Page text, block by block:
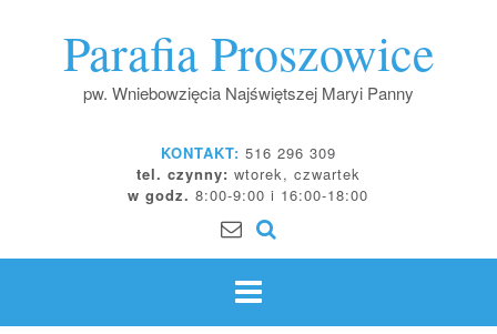
Parafia Proszowice
pw. Wniebowzięcia Najświętszej Maryi Panny
KONTAKT: 516 296 309
tel. czynny: wtorek, czwartek
w godz. 8:00-9:00 i 16:00-18:00